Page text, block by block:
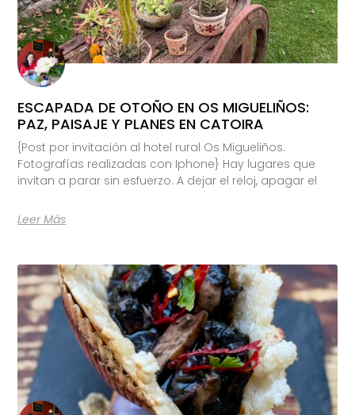
ESCAPADA DE OTOÑO EN OS MIGUELIÑOS:
PAZ, PAISAJE Y PLANES EN CATOIRA
{Post por invitación al hotel rural Os Migueliños.
Fotografías realizadas con Iphone} Hay lugares que
invitan a parar sin esfuerzo. A dejar el reloj, apagar el
Leer Más